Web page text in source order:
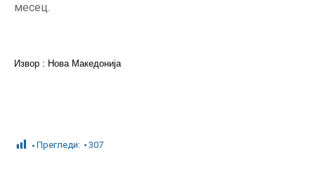
месец.
Извор : Нова Македонија
Прегледи: 307